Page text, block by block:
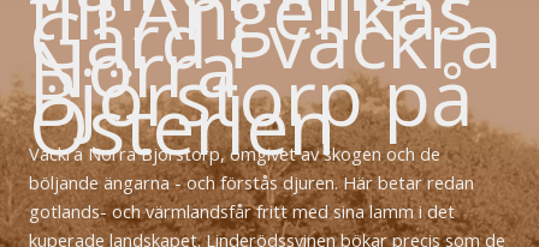
Gård i vackra
Norra
Björstorp på
Österlen
Vackra Norra Björstorp, omgivet av skogen och de
böljande ängarna - och förstås djuren. Här betar redan
gotlands- och värmlandsfår fritt med sina lamm i det
kuperade landskapet. Linderödssvinen bökar precis som de